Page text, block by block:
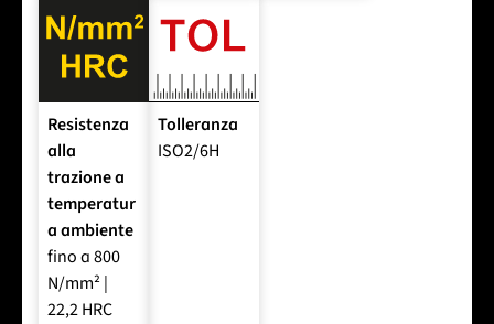
Resistenza
alla
trazione a
temperatur
a ambiente
fino a 800
N/mm² |
22,2 HRC
Tolleranza
ISO2/6H